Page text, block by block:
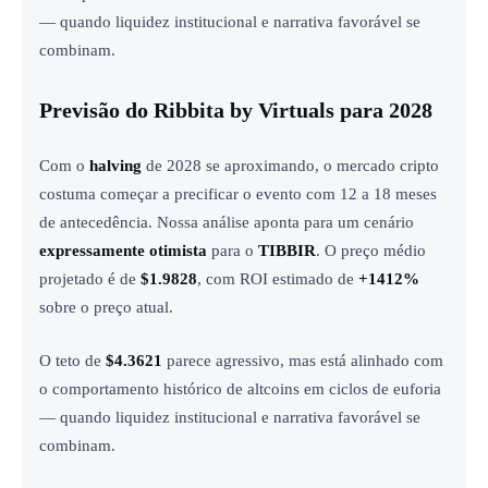
— quando liquidez institucional e narrativa favorável se
combinam.
Previsão do Ribbita by Virtuals para 2028
Com o halving de 2028 se aproximando, o mercado cripto
costuma começar a precificar o evento com 12 a 18 meses
de antecedência. Nossa análise aponta para um cenário
expressamente otimista para o TIBBIR. O preço médio
projetado é de $1.9828, com ROI estimado de +1412%
sobre o preço atual.
O teto de $4.3621 parece agressivo, mas está alinhado com
o comportamento histórico de altcoins em ciclos de euforia
— quando liquidez institucional e narrativa favorável se
combinam.